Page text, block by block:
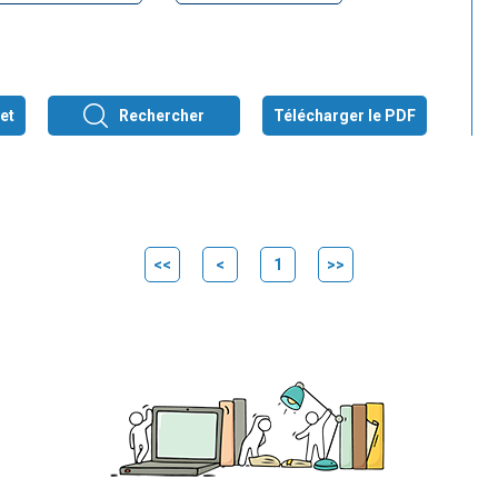
Rechercher Télécharger le PDF
<< < 1 >>